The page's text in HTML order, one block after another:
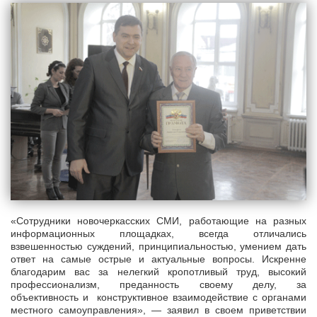
«Сотрудники новочеркасских СМИ, работающие на разных
информационных площадках, всегда отличались
взвешенностью суждений, принципиальностью, умением дать
ответ на самые острые и актуальные вопросы. Искренне
благодарим вас за нелегкий кропотливый труд, высокий
профессионализм, преданность своему делу, за
объективность и конструктивное взаимодействие с органами
местного самоуправления», — заявил в своем приветствии